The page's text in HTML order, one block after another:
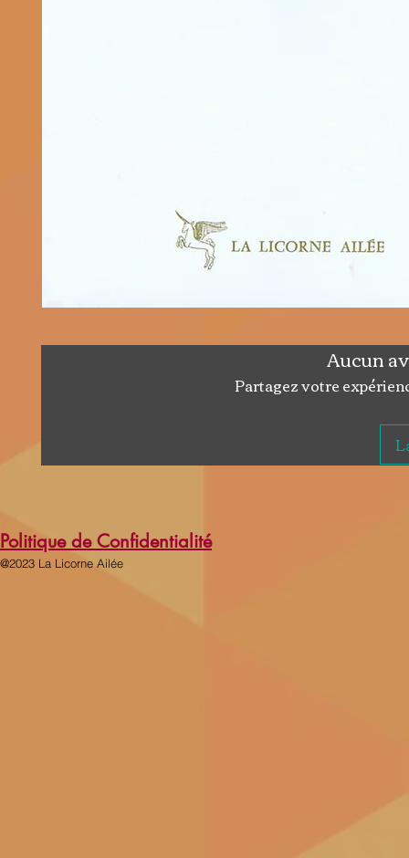
Aucun
Partagez votre
Politique de Confidentialité
@2023 La Licorne Ailée